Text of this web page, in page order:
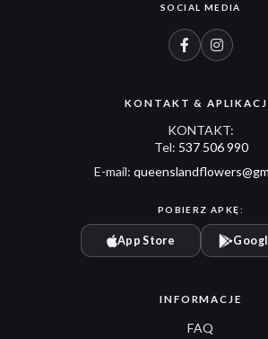
SOCIAL MEDIA
KONTAKT &
KONTAKT:
Tel: 537 506 990
E-mail:
POBIERZ APKĘ:
App Store
INFORMACJE
FAQ